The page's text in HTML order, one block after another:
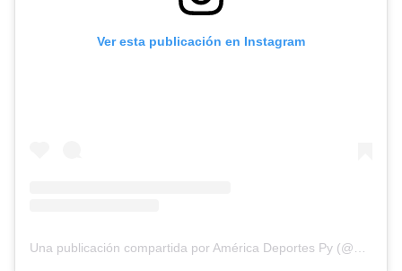
Ver esta publicación en Instagram